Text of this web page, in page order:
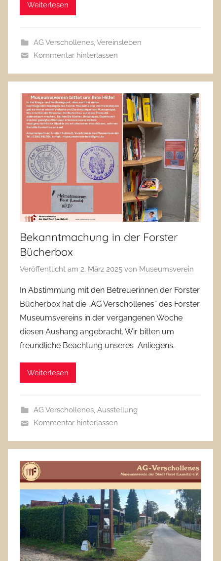
Weiterlesen
AG Verschollenes,Vereinsleben
Kommentar hinterlassen
Bekanntmachung in der Forster
Bücherbox
Veröffentlicht am 2. März 2025 von Museumsverein
In Abstimmung mit den Betreuerinnen der Forster
Bücherbox hat die „AG Verschollenes“ des Forster
Museumsvereins in der vergangenen Woche
diesen Aushang angebracht. Wir bitten um
freundliche Beachtung unseres Anliegens.
Weiterlesen
AG Verschollenes, Ausstellung
Kommentar hinterlassen